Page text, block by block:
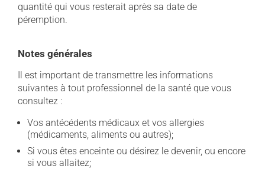
quantité qui vous resterait après sa date de
péremption.
Notes générales
Il est important de transmettre les informations
suivantes à tout professionnel de la santé que vous
consultez :
Vos antécédents médicaux et vos allergies
(médicaments, aliments ou autres);
Si vous êtes enceinte ou désirez le devenir, ou encore
si vous allaitez;